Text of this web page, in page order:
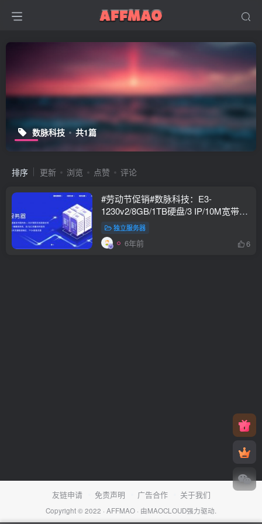
数脉科技 共1篇
排序 更新 浏览 点赞 评论
#劳动节促销#数脉科技：E3-
1230v2/8GB/1TB硬盘/3 IP/10M宽带不
限流量/￥330月付
独立服务器
6年前 6
友链申请 免责声明 广告合作 关于我们
Copyright © 2022 · AFFMAO · 由MAOCLOUD强力驱动.